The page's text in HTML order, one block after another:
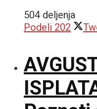
504 deljenja
Podeli 202